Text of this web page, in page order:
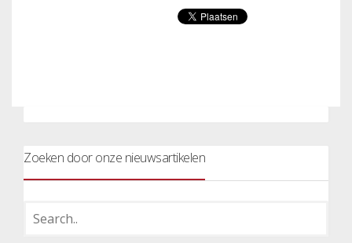
Zoeken door onze nieuwsartikelen